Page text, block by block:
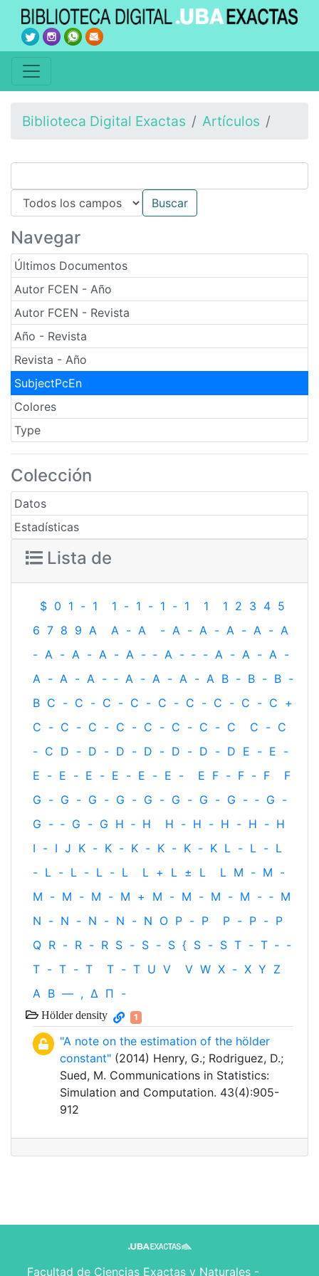
Biblioteca Digital Exactas Artículos
Navegar
Últimos Documentos
Autor FCEN - Año
Autor FCEN - Revista
Año - Revista
Revista - Año
SubjectPcEn
Colores
Type
Colección
Datos
Estadísticas
Lista de
$ 0 1 - 1 1 - 1 - 1 - 1 1 1 2 3 4 5
6 7 8 9 A A - A - A - A - A - A - A
- A - A - A - A - ‐ A - ‐ - A - A - A -
A - A - A - ‐ A - A - A - A B - B - B -
B C - C - C - C - C - C - C - C - C +
C - C - C - C - C - C - C - C C - C
- C D - D - D - D - D - D - D E - E -
E - E - E - E - E - E - E F - F - F
F
G - G - G - G - G - G - G - G - ‐ G -
G - ‐ G - G H ‐ H H - H - H - H - H
I - I J K - K - K - K - K - K L - L - L
- L - L - L - L L + L ± L L M - M -
M - M - M - M + M - M - M - M - ‐ M
N - N - N - N - N O P - P P - P - P
Q R - R - R S - S - S { S - S T - T ‐ -
T - T - T T - T U V V W X - X Y Z
Α Β — , Δ Π -
Hölder density 1
"A note on the estimation of the hölder
constant" (2014) Henry, G.; Rodriguez, D.;
Sued, M. Communications in Statistics:
Simulation and Computation. 43(4):905-
912
Facultad de Ciencias Exactas y Naturales -